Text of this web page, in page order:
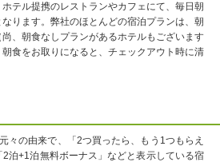
テル提携のレストランやカフェにて、毎日朝
ります。弊社のほとんどの宿泊プランは、朝
、朝食なしプランがあるホテルもございます
食をお取りになると、チェックアウト時に清
々の由来で、「2つ買ったら、もう1つもらえ
泊+1泊無料ボーナス」などと表示している宿